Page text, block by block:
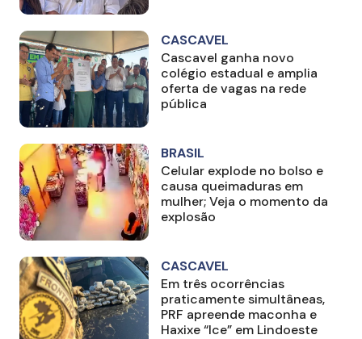
CASCAVEL
Cascavel ganha novo
colégio estadual e amplia
oferta de vagas na rede
pública
BRASIL
Celular explode no bolso e
causa queimaduras em
mulher; Veja o momento da
explosão
CASCAVEL
Em três ocorrências
praticamente simultâneas,
PRF apreende maconha e
Haxixe “Ice” em Lindoeste